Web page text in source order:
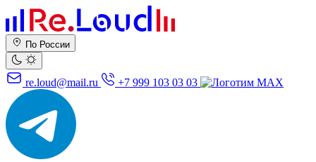
По России
re.loud@mail.ru +7 999 103 03 03